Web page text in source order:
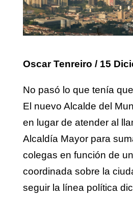
Oscar Tenreiro / 15
No pasó lo que tenía
El nuevo Alcalde del
en lugar de atender al
Alcaldía Mayor para
colegas en función de
coordinada sobre la
seguir la línea política